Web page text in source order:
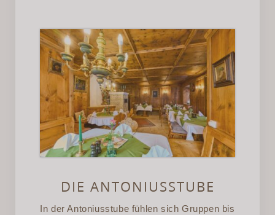
DIE ANTONIUSSTUBE
In der Antoniusstube fühlen sich Gruppen bis